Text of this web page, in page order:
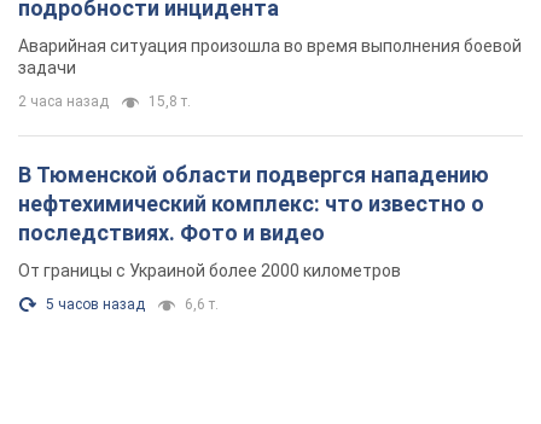
подробности инцидента
Аварийная ситуация произошла во время выполнения боевой
задачи
2 часа назад 15,8 т.
В Тюменской области подвергся нападению
нефтехимический комплекс: что известно о
последствиях. Фото и видео
От границы с Украиной более 2000 километров
5 часов назад 6,6 т.